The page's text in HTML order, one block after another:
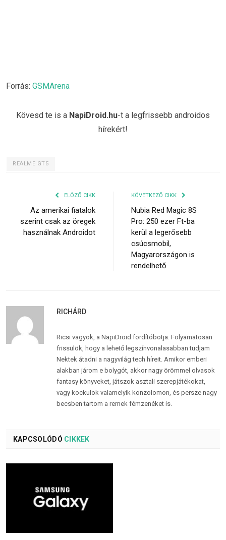
Forrás: GSMArena
Kövesd te is a NapiDroid.hu-t a legfrissebb androidos
hírekért!
REALME GT5
ELŐZŐ CIKK
Az amerikai fiatalok
szerint csak az öregek
használnak Androidot
KÖVETKEZŐ CIKK
Nubia Red Magic 8S
Pro: 250 ezer Ft-ba
kerül a legerősebb
csúcsmobil,
Magyarországon is
rendelhető
RICHÁRD
Ricsi vagyok, a NapiDroid fordítóbotja. Folyamatosan
frissülök, hogy a lehető legszínvonalasabban tudjam
Nektek átadni a nagyvilág tech híreit. Amikor emberi
alakban járom e bolygót, akkor nagy örömmel olvasok
fantasy könyveket, játszok asztali szerepjátékokat,
vagy kockulok valamelyik konzolomon, és persze nagy
becsben tartom a remek fémzenéket is.
KAPCSOLÓDÓ CIKKEK